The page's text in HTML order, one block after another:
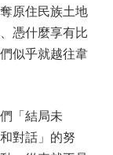
原住民族土地
憑什麼享有比
似乎就越往韋
「結局未
對話」的努